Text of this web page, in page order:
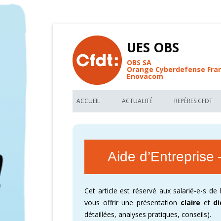
UES OBS
OBS SA
Orange Cyberdefense
Enovacom
ACCUEIL
FIL D’ACTUALITÉ DE L’UES OBS
FORUM DE DISCUSSIONS CFDT
GLOSSAIRE DE L’UES OBS
ACTUALITÉ
TRACTS CFDT UES OBS
RÉUNION D’INFORMATIONS CFDT
REPÈRES CFDT
VOS MÉMO-
ACCORDS
Aide
Cet article est réservé aux salarié-e-s de
vous offrir une présentation claire et
détaillées, analyses pratiques, conseils).